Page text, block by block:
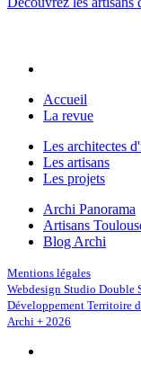
Accueil
La revue
Les architectes
Les artisans
Les projets
Archi Panorama
Artisans
Blog Archi
Mentions légales
Webdesign Studio Double
Développement Territoire
Archi + 2026